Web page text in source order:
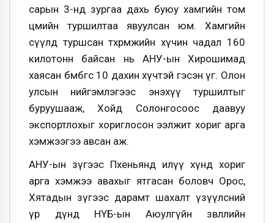
сарын 3-нд зургаа дахь буюу хамгийн том
цөмийн туршилтаа явуулсан юм. Хамгийн
сүүлд туршсан төхөөрөмжийн хүчин чадал 160
килотонн байсан нь АНУ-ын Хирошимад
хаясан бөмбөгөөс 10 дахин хүчтэй гэсэн үг. Олон
улсын нийгэмлэгээс энэхүү туршилтыг
буруушааж, Хойд Солонгосоос даавуу
экспортлохыг хориглосон ээлжит хориг арга
хэмжээгээ авсан аж.
АНУ-ын зүгээс Пхеньянд илүү хүнд хориг
арга хэмжээ авахыг ятгасан боловч Орос,
Хятадын зүгээс дарамт шахалт үзүүлсний
үр дүнд НҮБ-ын Аюулгүйн зөвлөлийн